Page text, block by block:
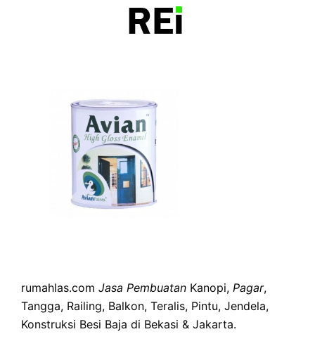
rumahlas.com Jasa Pembuatan Kanopi, Pagar,
Tangga, Railing, Balkon, Teralis, Pintu, Jendela,
Konstruksi Besi Baja di Bekasi & Jakarta.